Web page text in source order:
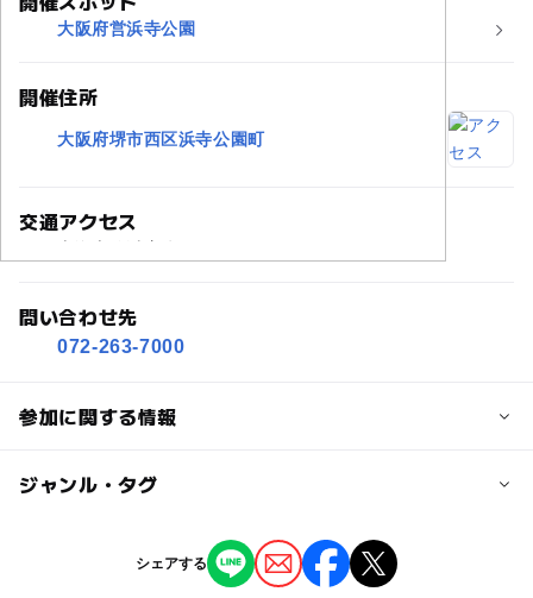
大阪府営浜寺公園
開催住所
大阪府堺市西区浜寺公園町
交通アクセス
問い合わせ先
072-263-7000
参加に関する情報
対象年齢
3歳･4歳･5歳･6歳(幼児) 小学生 大人
ジャンル・タグ
ショッピング・グルメ
シェアする